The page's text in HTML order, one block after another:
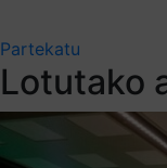
Partekatu
Lotutako